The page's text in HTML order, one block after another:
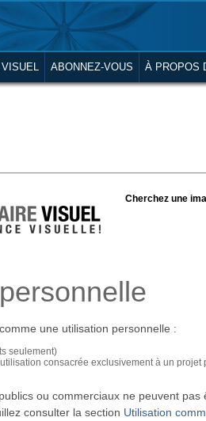
ABONNEZ-VOUS À PROPOS
Cherchez une
une utilisation personnelle :
seulement)
consacrée exclusivement à un
ou commerciaux ne peuvent
consulter la section Utilisation